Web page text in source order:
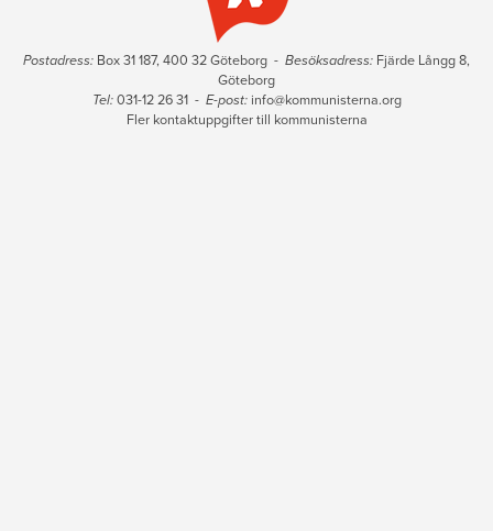
Postadress: Box 31 187, 400 32 Göteborg - Besöksadress: Fjärde Långg 8,
Göteborg
Tel:031-12 26 31 - E-post: info@kommunisterna.org
Fler kontaktuppgifter till kommunisterna